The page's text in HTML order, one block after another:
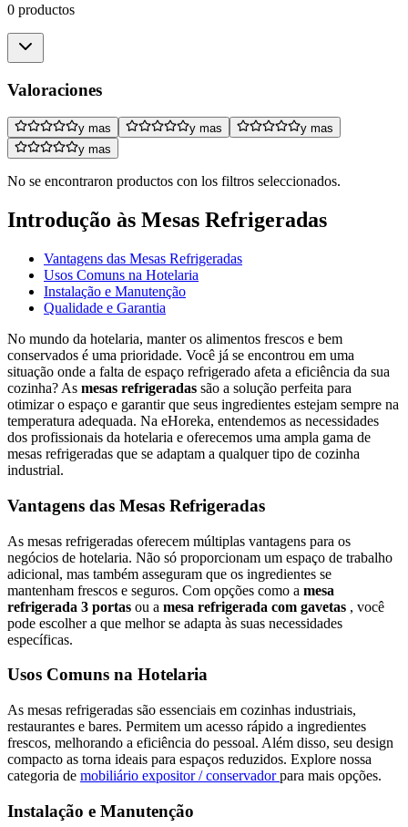
0 productos
Valoraciones
y mas y mas
y mas
y mas
No se encontraron productos con los filtros seleccionados.
Introdução às Mesas Refrigeradas
Vantagens das Mesas Refrigeradas
Usos Comuns na Hotelaria
Instalação e Manutenção
Qualidade e Garantia
No mundo da hotelaria, manter os alimentos frescos e bem
conservados é uma prioridade. Você já se encontrou em uma
situação onde a falta de espaço refrigerado afeta a eficiência da sua
cozinha? As mesas refrigeradas são a solução perfeita para
otimizar o espaço e garantir que seus ingredientes estejam sempre na
temperatura adequada. Na eHoreka, entendemos as necessidades
dos profissionais da hotelaria e oferecemos uma ampla gama de
mesas refrigeradas que se adaptam a qualquer tipo de cozinha
industrial.
Vantagens das Mesas Refrigeradas
As mesas refrigeradas oferecem múltiplas vantagens para os
negócios de hotelaria. Não só proporcionam um espaço de trabalho
adicional, mas também asseguram que os ingredientes se
mantenham frescos e seguros. Com opções como a mesa
refrigerada 3 portas ou a mesa refrigerada com gavetas , você
pode escolher a que melhor se adapta às suas necessidades
específicas.
Usos Comuns na Hotelaria
As mesas refrigeradas são essenciais em cozinhas industriais,
restaurantes e bares. Permitem um acesso rápido a ingredientes
frescos, melhorando a eficiência do pessoal. Além disso, seu design
compacto as torna ideais para espaços reduzidos. Explore nossa
categoria de mobiliário expositor / conservadorpara mais opções.
Instalação e Manutenção